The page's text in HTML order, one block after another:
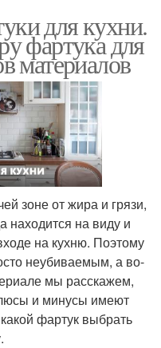
для кухни.
фартука для
материалов
зоне от жира и грязи,
находится на виду и
на кухню. Поэтому
неубиваемым, а во-
мы расскажем,
и минусы имеют
фартук выбрать